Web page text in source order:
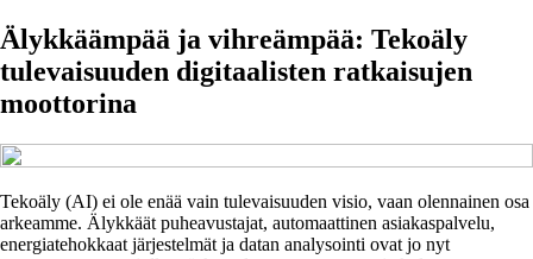
Älykkäämpää ja vihreämpää: Tekoäly
tulevaisuuden digitaalisten ratkaisujen
moottorina
Tekoäly (AI) ei ole enää vain tulevaisuuden visio, vaan olennainen osa
arkeamme. Älykkäät puheavustajat, automaattinen asiakaspalvelu,
energiatehokkaat järjestelmät ja datan analysointi ovat jo nyt